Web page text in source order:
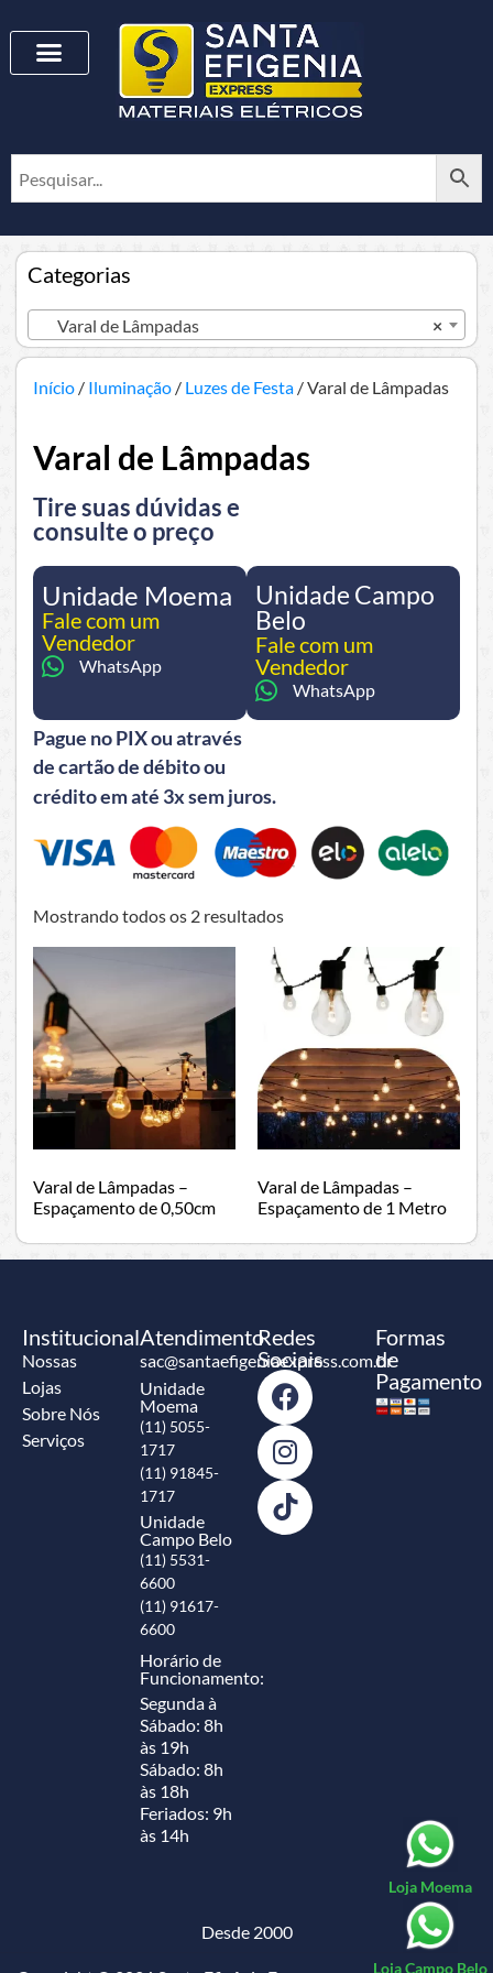
Loja Moema
Loja Campo Belo
Categorias
×
Varal de Lâmpadas
Início / Iluminação / Luzes de Festa / Varal de Lâmpadas
Varal de Lâmpadas
Tire suas dúvidas e
consulte o preço
Unidade Moema
Fale com um
Vendedor
WhatsApp
Unidade Campo
Belo
Fale com um
Vendedor
WhatsApp
Pague no PIX ou através
de cartão de débito ou
crédito em até 3x sem juros.
Mostrando todos os 2 resultados
Varal de Lâmpadas –
Espaçamento de 0,50cm
Varal de Lâmpadas –
Espaçamento de 1 Metro
Institucional
Nossas
Lojas
Sobre Nós
Serviços
Atendimento
sac@santaefigeniaexpress.com.br
Unidade
Moema
(11) 5055-
1717
(11) 91845-
1717
Unidade
Campo Belo
(11) 5531-
6600
(11) 91617-
6600
Horário de
Funcionamento:
Segunda à
Sábado: 8h
às 19h
Sábado: 8h
às 18h
Feriados: 9h
às 14h
Redes
Sociais
Formas
de
Pagamento
Desde 2000